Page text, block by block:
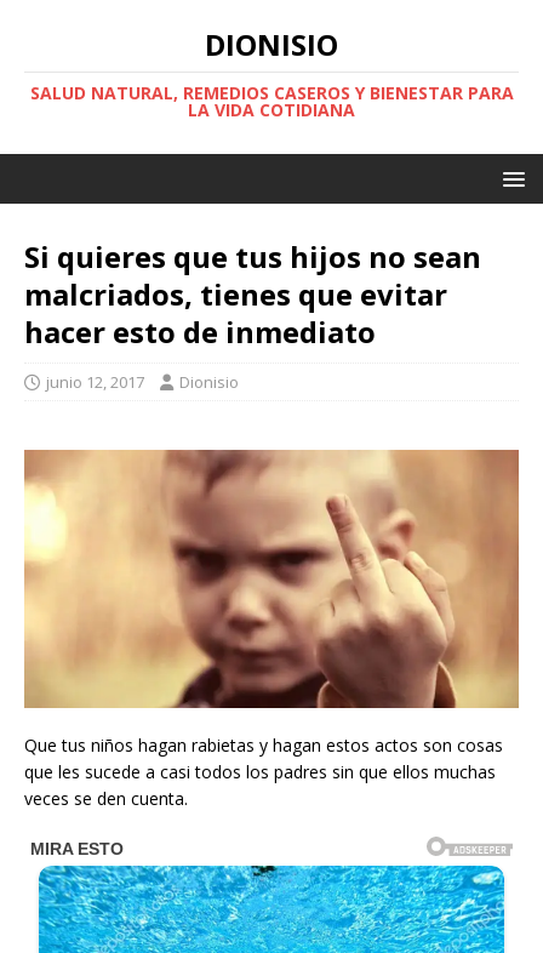
DIONISIO
SALUD NATURAL, REMEDIOS CASEROS Y BIENESTAR PARA
LA VIDA COTIDIANA
Si quieres que tus hijos no sean
malcriados, tienes que evitar
hacer esto de inmediato
junio 12, 2017 Dionisio
Que tus niños hagan rabietas y hagan estos actos son cosas
que les sucede a casi todos los padres sin que ellos muchas
veces se den cuenta.